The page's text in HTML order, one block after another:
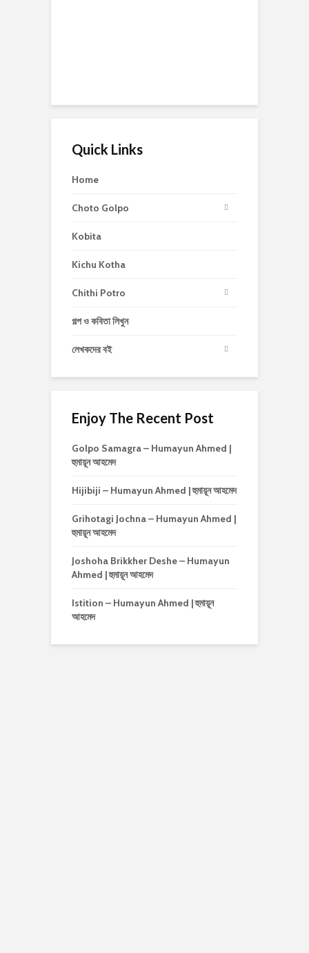
Quick Links
Home
Choto Golpo
Kobita
Kichu Kotha
Chithi Potro
গল্প ও কবিতা লিখুন
লেখকদের বই
Enjoy The Recent Post
Golpo Samagra – Humayun Ahmed |
হুমায়ূন আহমেদ
Hijibiji – Humayun Ahmed | হুমায়ূন আহমেদ
Grihotagi Jochna – Humayun Ahmed |
হুমায়ূন আহমেদ
Joshoha Brikkher Deshe – Humayun
Ahmed | হুমায়ূন আহমেদ
Istition – Humayun Ahmed | হুমায়ূন
আহমেদ